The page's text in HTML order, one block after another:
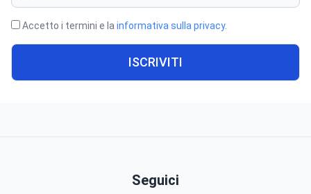
Accetto i termini e la informativa sulla privacy.
ISCRIVITI
Seguici